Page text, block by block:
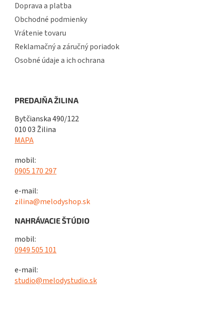
Doprava a platba
Obchodné podmienky
Vrátenie tovaru
Reklamačný a záručný poriadok
Osobné údaje a ich ochrana
PREDAJŇA ŽILINA
Bytčianska 490/122
010 03 Žilina
MAPA
mobil:
0905 170 297
e-mail:
zilina@melodyshop.sk
NAHRÁVACIE ŠTÚDIO
mobil:
0949 505 101
e-mail:
studio@melodystudio.sk